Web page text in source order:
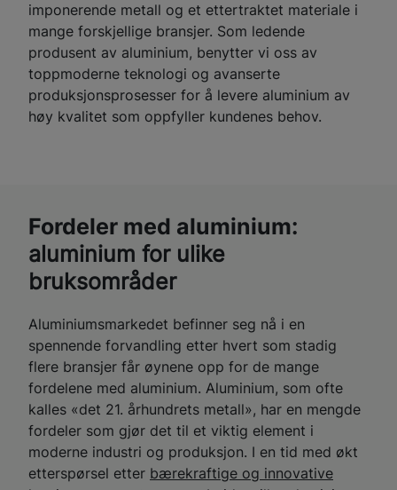
imponerende metall og et ettertraktet materiale i
mange forskjellige bransjer. Som ledende
produsent av aluminium, benytter vi oss av
toppmoderne teknologi og avanserte
produksjonsprosesser for å levere aluminium av
høy kvalitet som oppfyller kundenes behov.
Fordeler med aluminium:
aluminium for ulike
bruksområder
Aluminiumsmarkedet befinner seg nå i en
spennende forvandling etter hvert som stadig
flere bransjer får øynene opp for de mange
fordelene med aluminium. Aluminium, som ofte
kalles «det 21. århundrets metall», har en mengde
fordeler som gjør det til et viktig element i
moderne industri og produksjon. I en tid med økt
etterspørsel etter bærekraftige og innovative